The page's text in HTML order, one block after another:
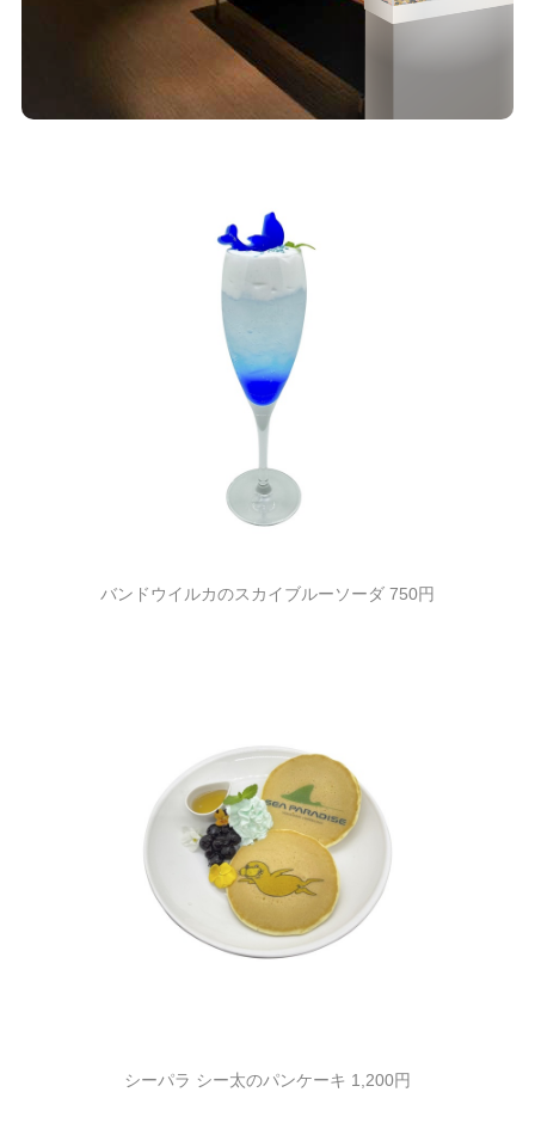
バンドウイルカのスカイブルーソーダ 750円
シーパラ シー太のパンケーキ 1,200円